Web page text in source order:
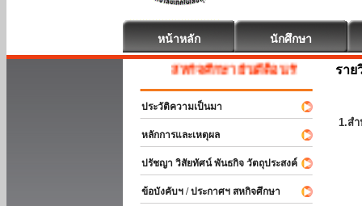
หน้าหลัก นักศึกษา
สหกิจศึกษา ยินดีต้อนรับ
ประวัติความเป็นมา
หลักการและเหตุผล
ปรัชญา วิสัยทัศน์ พันธกิจ วัตถุประสงค์
ข้อบังคับฯ / ประกาศฯ สหกิจศึกษา
ราย
1.ส